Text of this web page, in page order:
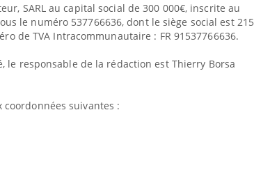
SARL au capital social de 300 000€, inscrite au
le numéro 537766636, dont le siège social est 215
de TVA Intracommunautaire : FR 91537766636.
le responsable de la rédaction est Thierry Borsa
suivantes :